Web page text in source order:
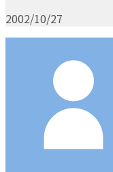
2002/10/27